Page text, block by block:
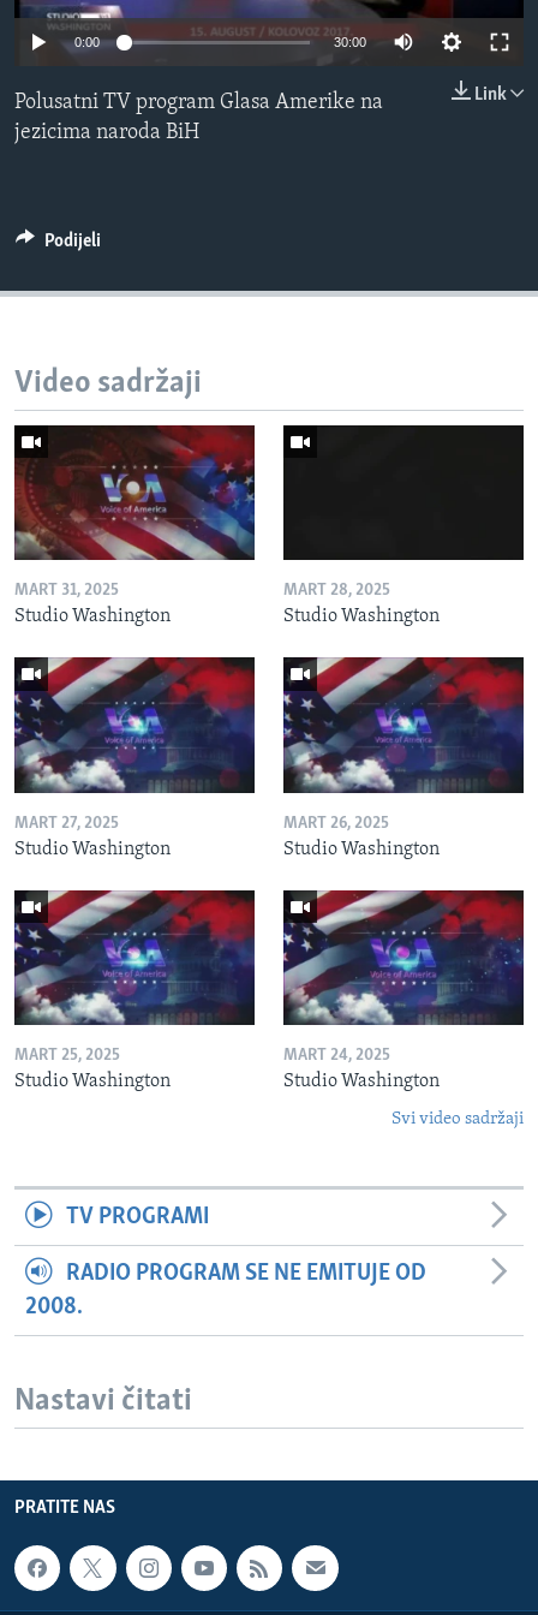
MAGAZIN
O GLASU AMERIKE
Learning English
0:00 30:00
Link
Polusatni TV program Glasa Amerike na
jezicima naroda BiH
Podijeli
Video sadržaji
MART 31, 2025
Studio Washington
MART 28, 2025
Studio Washington
MART 27, 2025
Studio Washington
MART 26, 2025
Studio Washington
MART 25, 2025
Studio Washington
MART 24, 2025
Studio Washington
Svi video sadržaji
TV PROGRAMI
RADIO PROGRAM SE NE EMITUJE OD
2008.
Nastavi čitati
PRATITE NAS